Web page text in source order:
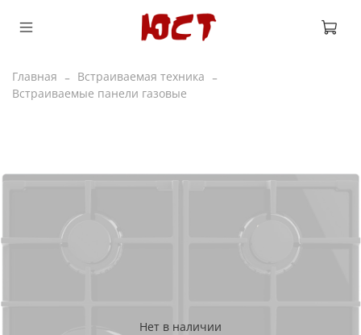
Главная
Встраиваемая техника
Встраиваемые панели газовые
Нет в наличии